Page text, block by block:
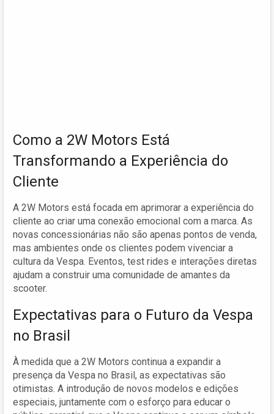
Como a 2W Motors Está
Transformando a Experiência do
Cliente
A 2W Motors está focada em aprimorar a experiência do
cliente ao criar uma conexão emocional com a marca. As
novas concessionárias não são apenas pontos de venda,
mas ambientes onde os clientes podem vivenciar a
cultura da Vespa. Eventos, test rides e interações diretas
ajudam a construir uma comunidade de amantes da
scooter.
Expectativas para o Futuro da Vespa
no Brasil
À medida que a 2W Motors continua a expandir a
presença da Vespa no Brasil, as expectativas são
otimistas. A introdução de novos modelos e edições
especiais, juntamente com o esforço para educar o